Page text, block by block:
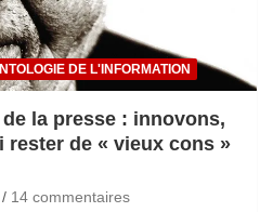
DE L'INFORMATION
la presse : innovons,
rester de « vieux cons »
14 commentaires